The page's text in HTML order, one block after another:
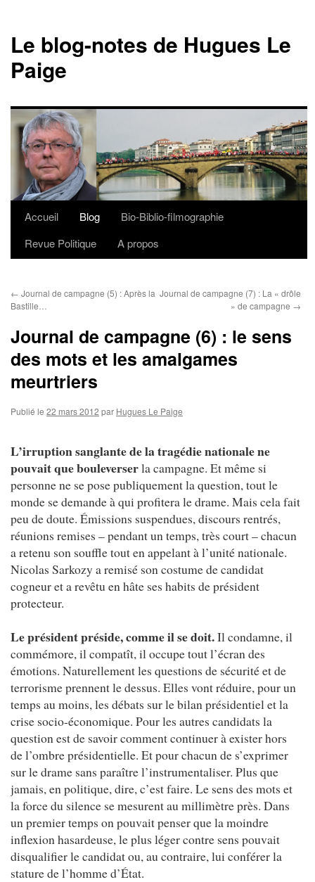
Le blog-notes de Hugues Le
Paige
Aller
Accueil Blog
Bio-Biblio-filmographie
Revue Politique
A propos
← Journal de campagne (5) : Après la
Bastille…
Journal de campagne (7) : La « drôle
» de campagne →
Journal de campagne (6) : le sens
des mots et les amalgames
meurtriers
Publié le 22 mars 2012 par Hugues Le Paige
L’irruption sanglante de la tragédie nationale ne
pouvait que bouleverserla campagne. Et même si
personne ne se pose publiquement la question, tout le
monde se demande à qui profitera le drame. Mais cela fait
peu de doute. Émissions suspendues, discours rentrés,
réunions remises – pendant un temps, très court – chacun
a retenu son souffle tout en appelant à l’unité nationale.
Nicolas Sarkozy a remisé son costume de candidat
cogneur et a revêtu en hâte ses habits de président
protecteur.
Le président préside, comme il se doit.Il condamne, il
commémore, il compatît, il occupe tout l’écran des
émotions. Naturellement les questions de sécurité et de
terrorisme prennent le dessus. Elles vont réduire, pour un
temps au moins, les débats sur le bilan présidentiel et la
crise socio-économique. Pour les autres candidats la
question est de savoir comment continuer à exister hors
de l’ombre présidentielle. Et pour chacun de s’exprimer
sur le drame sans paraître l’instrumentaliser. Plus que
jamais, en politique, dire, c’est faire. Le sens des mots et
la force du silence se mesurent au millimètre près. Dans
un premier temps on pouvait penser que la moindre
inflexion hasardeuse, le plus léger contre sens pouvait
disqualifier le candidat ou, au contraire, lui conférer la
stature de l’homme d’État.